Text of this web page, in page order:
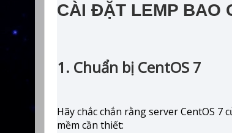
CÀI ĐẶT LEMP BAO
1. Chuẩn bị CentOS 7
Hãy chắc chắn rằng server CentOS
mềm cần thiết: